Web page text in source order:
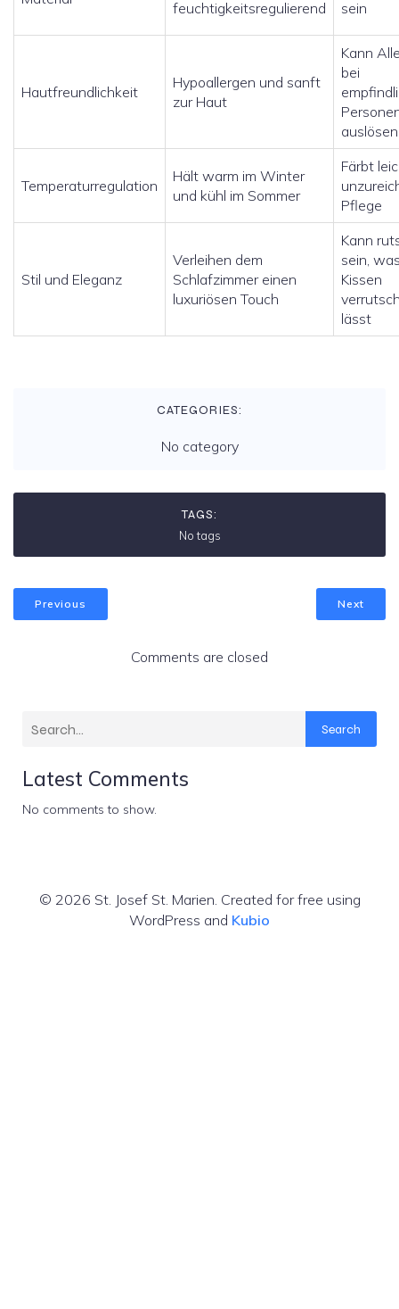
feuchtigkeitsregulierend
sein
Hautfreundlichkeit
Hypoallergen und sanft
zur Haut
Kann
bei
auslösen
Temperaturregulation
Hält warm im Winter
und kühl im Sommer
Färbt
Pflege
Stil und Eleganz
Verleihen dem
Schlafzimmer einen
luxuriösen Touch
Kann
sein,
Kissen
lässt
CATEGORIES:
No category
TAGS:
No tags
Previous Next
Comments are closed
Search
Latest Comments
No comments to show.
© 2026 St. Josef St. Marien. Created for free using
WordPress and Kubio